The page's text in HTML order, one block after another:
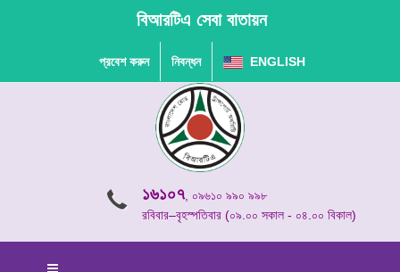
বিআরটিএ সেবা বাতায়ন
প্রবেশ করুন নিবন্ধন ENGLISH
১৬১০৭, ০৯৬১০ ৯৯০ ৯৯৮
রবিবার–বৃহস্পতিবার (০৯.০০ সকাল - ০৪.০০ বিকাল)